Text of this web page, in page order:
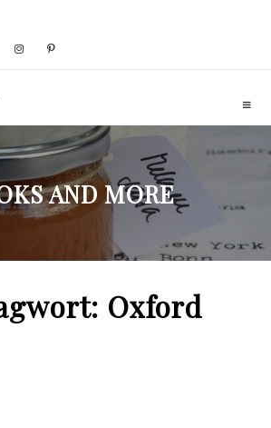
AND MORE
Oxford